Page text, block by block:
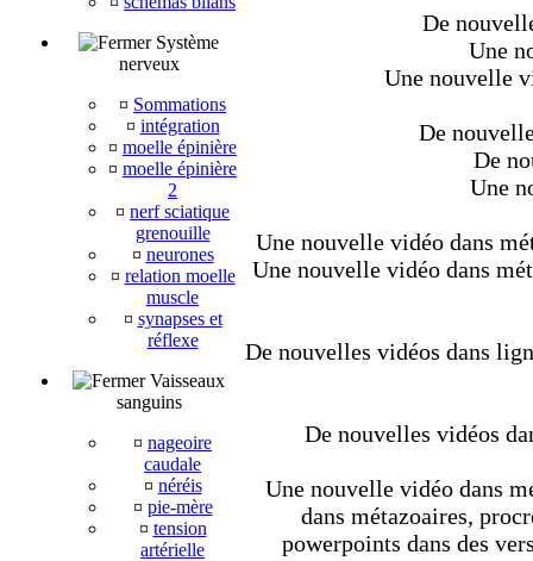
Système
nerveux
¤ Sommations
¤ intégration
¤ moelle épinière
¤ moelle épinière
2
¤ nerf sciatique
grenouille
¤ neurones
¤ relation moelle
muscle
¤ synapses et
réflexe
Vaisseaux
sanguins
¤ nageoire
caudale
¤ néréis
¤ pie-mère
¤ tension
artérielle
De
Une
Une nouvelle
De
De
Une
Une nouvelle vidéo dans
Une nouvelle vidéo dans
De nouvelles vidéos dans
De nouvelles vidéos
Une nouvelle vidéo dans
dans métazoaires,
powerpoints dans des